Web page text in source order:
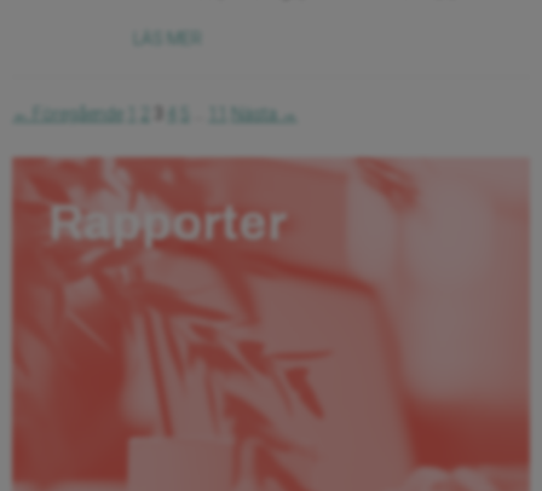
← Föregående Nästa →
Rapporter